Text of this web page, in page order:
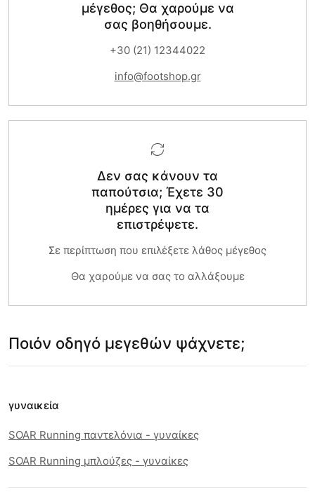
μέγεθος; Θα χαρούμε να
σας βοηθήσουμε.
+30 (21) 12344022
info@footshop.gr
Δεν σας κάνουν τα
παπούτσια; Έχετε 30
ημέρες για να τα
επιστρέψετε.
Σε περίπτωση που επιλέξετε λάθος μέγεθος
Θα χαρούμε να σας το αλλάξουμε
Ποιόν οδηγό μεγεθών ψάχνετε;
γυναικεία
SOAR Running παντελόνια - γυναίκες
SOAR Running μπλούζες - γυναίκες